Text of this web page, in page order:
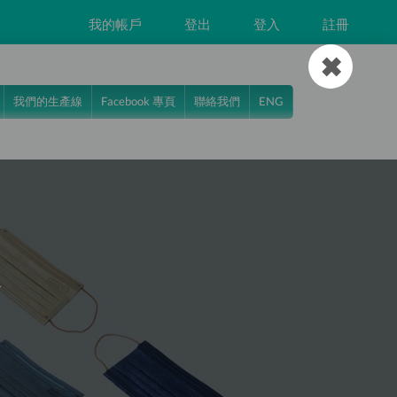
✖
我的帳戶 登出 登入 註冊
我們的生產線 Facebook 專頁 聯絡我們 ENG